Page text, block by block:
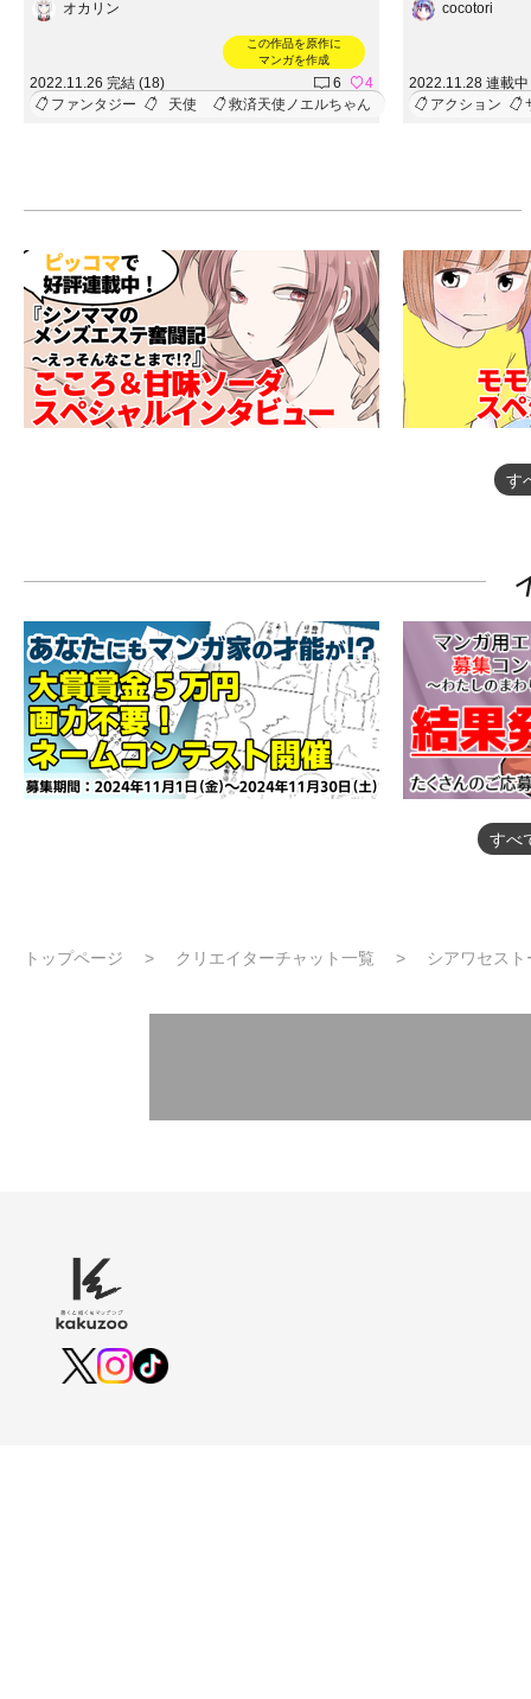
オカリン
この作品を原作に
マンガを作成
2022.11.26 完結 (18) 6
4
ファンタジー
天使 救済天使ノエルちゃん
cocotori
2022.11.28 連載
アクション
す
すべ
トップページ クリエイターチャット一覧 シアワセスト